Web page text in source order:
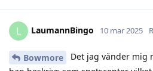
L LaumannBingo 10 mar 2025
Bowmore
Det jag vänder mig